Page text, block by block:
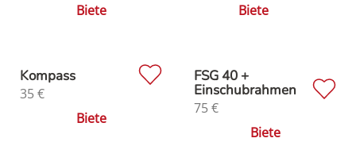
Biete
Biete
Kompass
35€
Biete
FSG 40 +
Einschubrahmen
75€
Biete